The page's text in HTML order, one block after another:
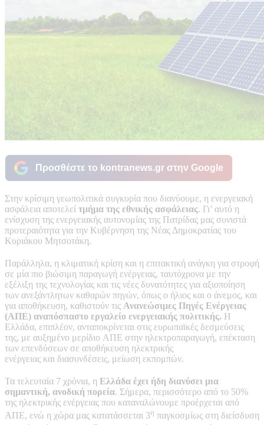
Προσθέστε το kontranews.gr στην Google
Στην κρίσιμη γεωπολιτικά συγκυρία που διανύουμε, η ενεργειακή
ασφάλεια αποτελεί τμήμα της εθνικής ασφάλειας. Γι’ αυτό η
ενίσχυση της ενεργειακής αυτονομίας της Πατρίδας μας συνιστά
προτεραιότητα για την Κυβέρνηση της Νέας Δημοκρατίας του
Κυριάκου Μητσοτάκη.
Παράλληλα, η κλιματική κρίση και η επιτακτική ανάγκη για στροφή
σε μία πιο βιώσιμη παραγωγή ενέργειας, ταυτόχρονα με την
εξέλιξη της τεχνολογίας και τις νέες δυνατότητες για αξιοποίηση
των ανεξάντλητων καθαρών πηγών, όπως ο ήλιος και ο άνεμος, και
για αποθήκευση, καθιστούν τις Ανανεώσιμες Πηγές Ενέργειας
(ΑΠΕ) αναπόσπαστο εργαλείο ενεργειακής πολιτικής. Η
Ελλάδα, επιπλέον, ανταποκρίνεται στις ευρωπαϊκές δεσμεύσεις
της, με αυξημένο μερίδιο ΑΠΕ στην ηλεκτροπαραγωγή, επέκταση
των επενδύσεων σε αποθήκευση ηλεκτρικής
ενέργειας και διασυνδέσεις, μείωση εκπομπών.
Τα τελευταία 7 χρόνια, η Ελλάδα έχει ήδη διανύσει μια
σημαντική, ανοδική πορεία. Σήμερα, περισσότερο από το 50%
της ηλεκτρικής ενέργειας που καταναλώνουμε προέρχεται από
ΑΠΕ, ενώ η χώρα μας κατατάσσεται 3η παγκοσμίως στη διείσδυση